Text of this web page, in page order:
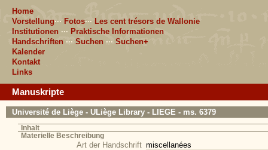
Home
Vorstellung··· Fotos··· Les cent trésors de Wallonie
Institutionen ··· Praktische Informationen
Handschriften ··· Suchen ··· Suchen+
Kalender
Kontakt
Links
Manuskripte
Université de Liège - ULiège Library - LIEGE - ms. 6379
Inhalt
Materielle Beschreibung
Art der Handschrift miscellanées